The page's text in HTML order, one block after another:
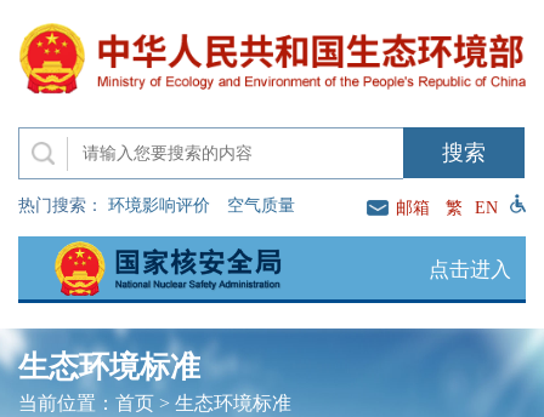
热门搜索： 环境影响评价 空气质量 邮箱 繁 EN
点击进入
生态环境标准
当前位置： 首页> 生态环境标准